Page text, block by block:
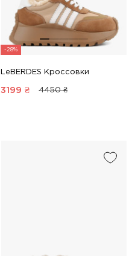
-28%
LeBERDES Кроссовки
3199 ₴ 4450 ₴